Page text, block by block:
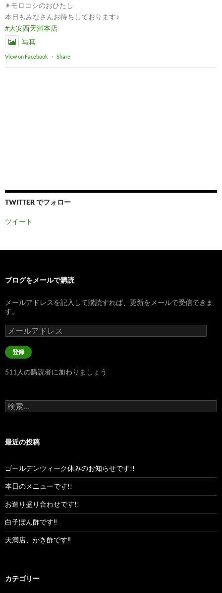
✴︎モロコシのおひたし
本日もみなさんお待ちしております♪
#大安西天満本店
写真
View on Facebook · Share
TWITTER でフォロー
ツイート
ブログをメールで購読
メールアドレスを記入して購読すれば、更新をメールで受信できま
す。
メ
ー
ル
ア
レ
登録
511人の購読者に加わりましょう
検
索:
最近の投稿
ゴールデンウィーク休みのお知らせです!!
本日のメニューです!!
お造り盛り合わせです!!
白子ぽん酢です‼︎
天満店、かき酢です‼︎
カテゴリー